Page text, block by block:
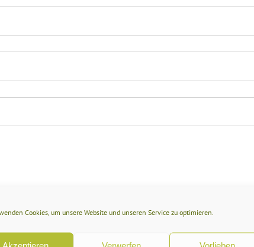
Cookies, um unsere Website und unseren Service zu optimieren.